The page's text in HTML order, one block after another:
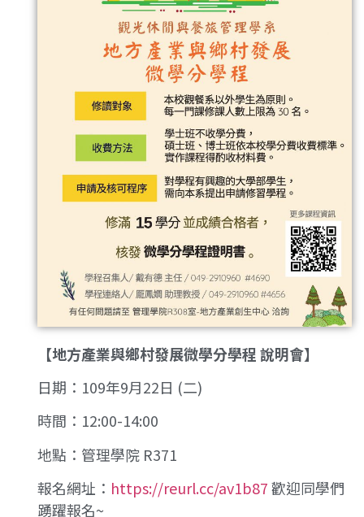
【地方產業與鄉村發展微學分學程 說明會】
日期：109年9月22日 (二)
時間：12:00-14:00
地點：管理學院 R371
報名網址： https://reurl.cc/av1b87歡迎同學們
踴躍報名~